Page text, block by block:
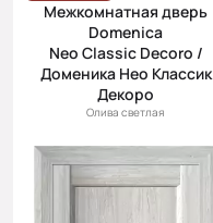
Межкомнатная дверь
Domenica
Neo Classic Decoro /
Доменика Нео Классик
Декоро
Олива светлая